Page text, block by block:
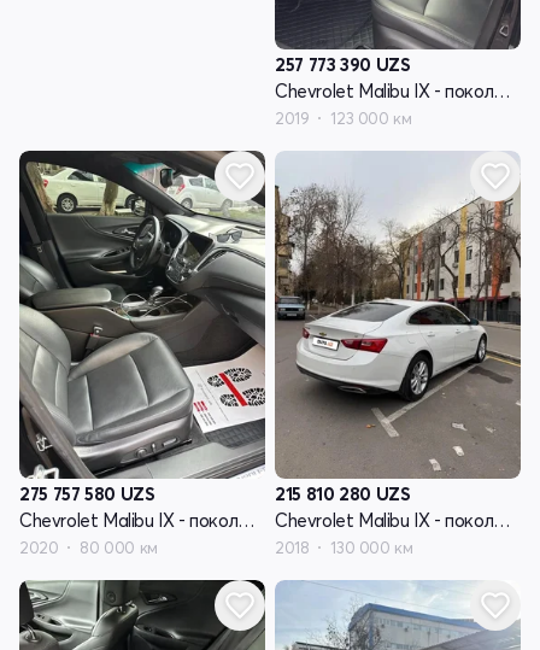
257 773 390 UZS
Chevrolet Malibu IX - поколение рестайлинг
2019 123 000 км
275 757 580 UZS
Chevrolet Malibu IX - поколение рестайлинг
2020 80 000 км
215 810 280 UZS
Chevrolet Malibu IX - поколение рестайлинг
2018 130 000 км